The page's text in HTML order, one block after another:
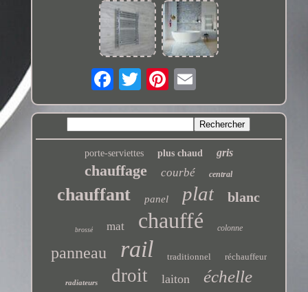
porte-serviettes plus chaud gris
chauffage courbé central
chauffant panel plat blanc
brossé mat chauffé colonne
panneau rail traditionnel réchauffeur
radiateurs droit laiton échelle